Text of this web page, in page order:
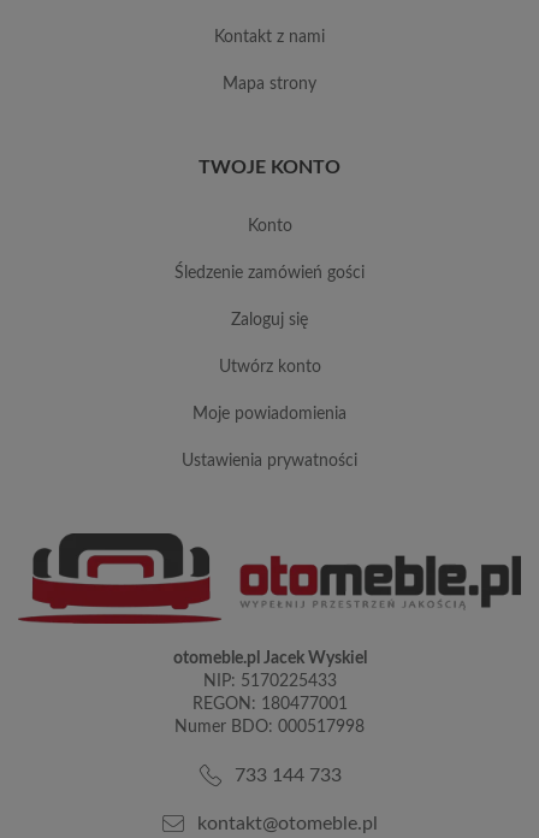
kontakt z nami
mapa strony
TWOJE KONTO
konto
śledzenie zamówień gości
zaloguj się
utwórz konto
moje powiadomienia
ustawienia prywatności
otomeble.pl Jacek Wyskiel
NIP: 5170225433
REGON: 180477001
Numer BDO: 000517998
733 144 733
kontakt@otomeble.pl